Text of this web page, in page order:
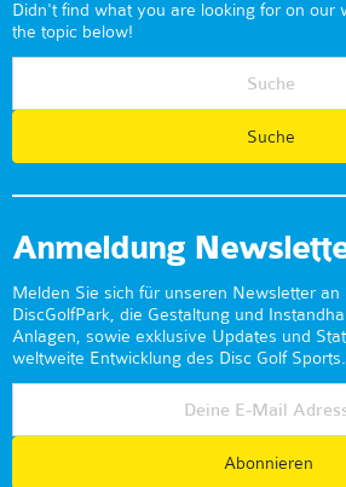
Didn't find what you are looking for on our
the topic below!
Anmeldung
Melden Sie sich für unseren Newsletter
DiscGolfPark, die Gestaltung und
Anlagen, sowie exklusive Updates und
weltweite Entwicklung des Disc Golf Sports.
Abonnieren